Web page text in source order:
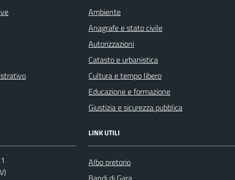
Ambiente
Anagrafe e stato civile
Autorizzazioni
Catasto e urbanistica
Cultura e tempo libero
Educazione e formazione
Giustizia e sicurezza pubblica
LINK UTILI
Albo pretorio